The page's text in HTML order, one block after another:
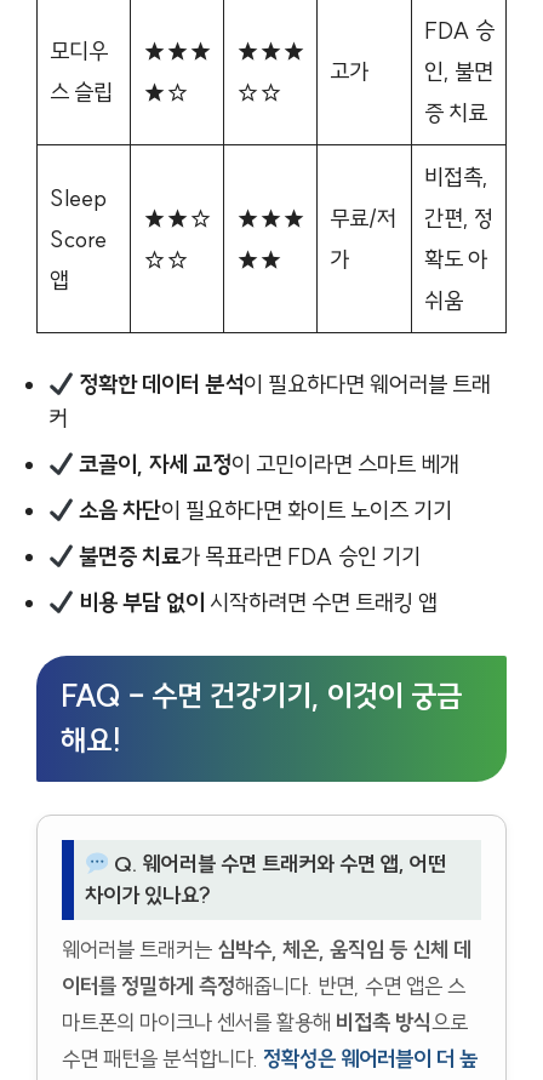
모디우
스 슬립
★★★
★☆
★★★
☆☆
고가
FDA 승
인, 불면
증 치료
Sleep
Score
앱
★★☆
☆☆
★★★
★★
무료/저
가
비접촉,
간편, 정
확도 아
쉬움
정확한 데이터 분석이 필요하다면 웨어러블 트래
커
코골이, 자세 교정이 고민이라면 스마트 베개
소음 차단이 필요하다면 화이트 노이즈 기기
불면증 치료가 목표라면 FDA 승인 기기
비용 부담 없이 시작하려면 수면 트래킹 앱
FAQ – 수면 건강기기, 이것이 궁금
해요!
Q. 웨어러블 수면 트래커와 수면 앱, 어떤
차이가 있나요?
웨어러블 트래커는 심박수, 체온, 움직임 등 신체 데
이터를 정밀하게 측정해줍니다. 반면, 수면 앱은 스
마트폰의 마이크나 센서를 활용해 비접촉 방식으로
수면 패턴을 분석합니다. 정확성은 웨어러블이 더 높